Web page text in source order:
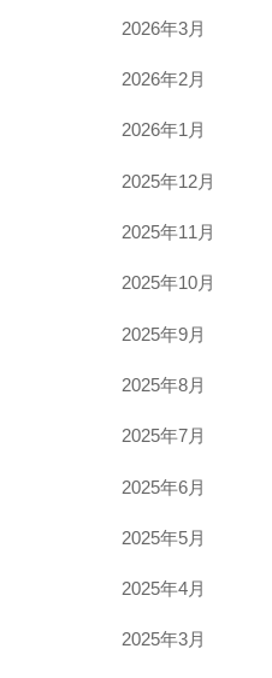
2026年3月
2026年2月
2026年1月
2025年12月
2025年11月
2025年10月
2025年9月
2025年8月
2025年7月
2025年6月
2025年5月
2025年4月
2025年3月